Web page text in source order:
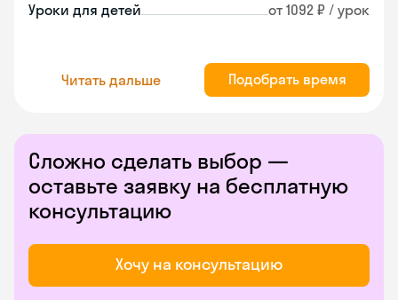
Уроки для детей от 1092 ₽ / урок
Читать дальше Подобрать время
Сложно сделать выбор —
оставьте заявку на бесплатную
консультацию
Хочу на консультацию